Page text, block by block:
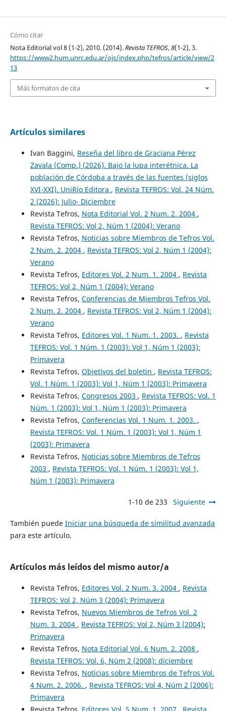
Cómo citar
Nota Editorial vol 8 (1-2), 2010. (2014).Revista TEFROS,8(1-2), 3.
https://www2.hum.unrc.edu.ar/ojs/index.php/tefros/article/view/2
13
Más formatos de cita
Artículos similares
Ivan Baggini, Reseña del libro de Graciana Pérez
Zavala (Comp.) (2026). Bajo la lupa interétnica. La
población de Córdoba a través de las fuentes (siglos
XVI-XXI). UniRío Editora , Revista TEFROS: Vol. 24 Núm.
2 (2026): Julio- Diciembre
Revista Tefros, Nota Editorial Vol. 2 Num. 2. 2004 ,
Revista TEFROS: Vol 2, Núm 1 (2004): Verano
Revista Tefros, Noticias sobre Miembros de Tefros Vol.
2 Num. 2. 2004 , Revista TEFROS: Vol 2, Núm 1 (2004):
Verano
Revista Tefros, Editores Vol. 2 Num. 1. 2004 , Revista
TEFROS: Vol 2, Núm 1 (2004): Verano
Revista Tefros, Conferencias de Miembros Tefros Vol.
2 Num. 2. 2004 , Revista TEFROS: Vol 2, Núm 1 (2004):
Verano
Revista Tefros, Editores Vol. 1 Num. 1. 2003. , Revista
TEFROS: Vol. 1 Núm. 1 (2003): Vol 1, Núm 1 (2003):
Primavera
Revista Tefros, Objetivos del boletin , Revista TEFROS:
Vol. 1 Núm. 1 (2003): Vol 1, Núm 1 (2003): Primavera
Revista Tefros, Congresos 2003 , Revista TEFROS: Vol. 1
Núm. 1 (2003): Vol 1, Núm 1 (2003): Primavera
Revista Tefros, Conferencias Vol. 1 Num. 1. 2003. ,
Revista TEFROS: Vol. 1 Núm. 1 (2003): Vol 1, Núm 1
(2003): Primavera
Revista Tefros, Noticias sobre Miembros de Tefros
2003 , Revista TEFROS: Vol. 1 Núm. 1 (2003): Vol 1,
Núm 1 (2003): Primavera
1-10 de 233 Siguiente
También puede Iniciar una búsqueda de similitud avanzada
para este artículo.
Artículos más leídos del mismo autor/a
Revista Tefros, Editores Vol. 2 Num. 3. 2004 , Revista
TEFROS: Vol 2, Núm 3 (2004): Primavera
Revista Tefros, Nuevos Miembros de Tefros Vol. 2
Num. 3. 2004 , Revista TEFROS: Vol 2, Núm 3 (2004):
Primavera
Revista Tefros, Nota Editorial Vol. 6 Num. 2. 2008 ,
Revista TEFROS: Vol. 6, Núm 2 (2008): diciembre
Revista Tefros, Noticias sobre Miembros de Tefros Vol.
4 Num. 2. 2006. , Revista TEFROS: Vol 4, Núm 2 (2006):
Primavera